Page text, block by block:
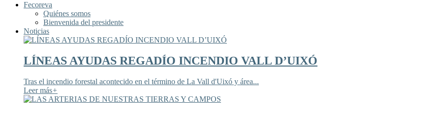
Fecoreva
Quiénes somos
Bienvenida del presidente
Noticias
LÍNEAS AYUDAS REGADÍO INCENDIO VALL D’UIXÓ
Tras el incendio forestal acontecido en el término de La Vall d'Uixó y área...
Leer más+